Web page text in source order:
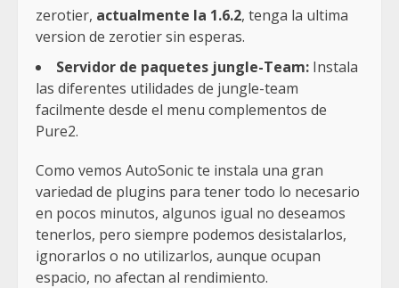
zerotier, actualmente la 1.6.2, tenga la ultima
version de zerotier sin esperas.
Servidor de paquetes jungle-Team: Instala
las diferentes utilidades de jungle-team
facilmente desde el menu complementos de
Pure2.
Como vemos AutoSonic te instala una gran
variedad de plugins para tener todo lo necesario
en pocos minutos, algunos igual no deseamos
tenerlos, pero siempre podemos desistalarlos,
ignorarlos o no utilizarlos, aunque ocupan
espacio, no afectan al rendimiento.